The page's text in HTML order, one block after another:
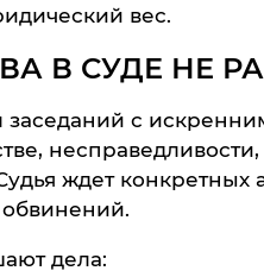
вес.
В СУДЕ НЕ
с
ждет
дела: